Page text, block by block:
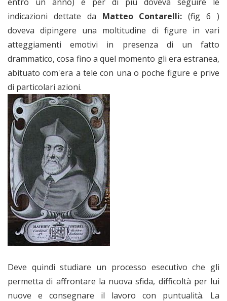
entro un anno) e per di più doveva seguire le
indicazioni dettate da Matteo Contarelli: (fig 6 )
doveva dipingere una moltitudine di figure in vari
atteggiamenti emotivi in presenza di un fatto
drammatico, cosa fino a quel momento gli era estranea,
abituato com'era a tele con una o poche figure e prive
di particolari azioni.
Deve quindi studiare un processo esecutivo che gli
permetta di affrontare la nuova sfida, difficoltà per lui
nuove e consegnare il lavoro con puntualità. La